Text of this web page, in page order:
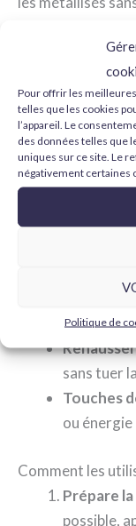
Pour offrir les
telles que les cookies
l’appareil. Le
des données telles que
uniques sur ce site. Le
négativement certaines
Politique de
Game
flacon
intensifier
lumière
À quoi servent
Ombrer
contrôle.
Filtres
ton de
sans tuer
Touches
ou
Comment les
Prépare
possible,